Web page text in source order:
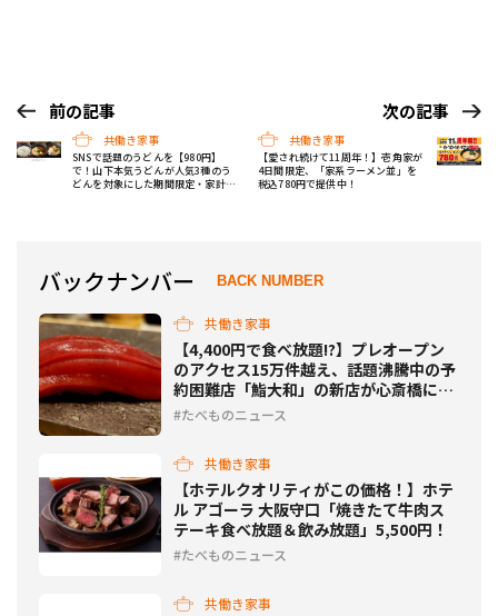
前の記事
共働き家事
SNSで話題のうどんを【980円】
で！山下本気うどんが人気3種のう
どんを対象にした期間限定・家計応
次の記事
共働き家事
【愛され続けて11周年！】壱角家が
4日間限定、「家系ラーメン並」を
税込780円で提供中！
バックナンバー BACK NUMBER
共働き家事
【4,400円で食べ放題!?】プレオープン
のアクセス15万件越え、話題沸騰中の予
約困難店「鮨大和」の新店が心斎橋に誕
生！
たべものニュース
共働き家事
【ホテルクオリティがこの価格！】ホテ
ル アゴーラ 大阪守口「焼きたて牛肉ス
テーキ食べ放題＆飲み放題」5,500円！
たべものニュース
共働き家事